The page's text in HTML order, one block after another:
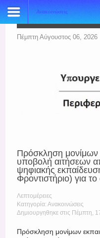
Ανακοινώσεις
Να
Verify
Fields
Πέμπτη Αύγουστος 06, 2026
Πρόσκληση μονίμων
υποβολή αιτήσεων
ψηφιακής
Φροντιστήριο) για
Λεπτομέρειες
Κατηγορία: Ανακοινώσεις
Δημιουργηθηκε στις Πέμπτη,
Πρόσκληση μονίμων